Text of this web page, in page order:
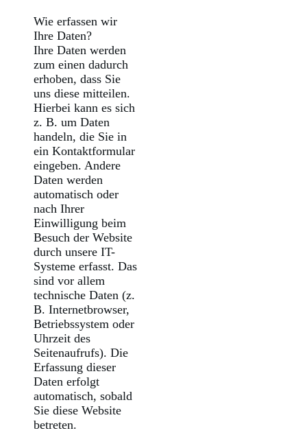
Wie erfassen wir
Ihre Daten?
Ihre Daten werden
zum einen dadurch
erhoben, dass Sie
uns diese mitteilen.
Hierbei kann es sich
z. B. um Daten
handeln, die Sie in
ein Kontaktformular
eingeben. Andere
Daten werden
automatisch oder
nach Ihrer
Einwilligung beim
Besuch der Website
durch unsere IT-
Systeme erfasst. Das
sind vor allem
technische Daten (z.
B. Internetbrowser,
Betriebssystem oder
Uhrzeit des
Seitenaufrufs). Die
Erfassung dieser
Daten erfolgt
automatisch, sobald
Sie diese Website
betreten.